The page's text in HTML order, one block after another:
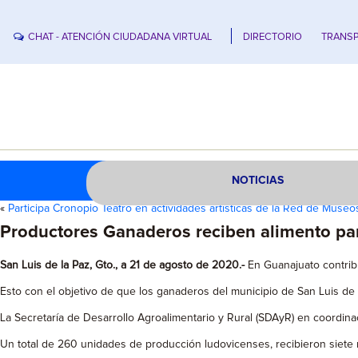
CHAT - ATENCIÓN CIUDADANA VIRTUAL DIRECTORIO
NOTICIAS
« Participa Cronopio Teatro en actividades artísticas de la Red de
Productores Ganaderos reciben alimento
San Luis de la Paz, Gto., a 21 de agosto de 2020.- En Guanajuato
Esto con el objetivo de que los ganaderos del municipio de San Luis
La Secretaría de Desarrollo Agroalimentario y Rural (SDAyR) en
Un total de 260 unidades de producción ludovicenses, recibieron